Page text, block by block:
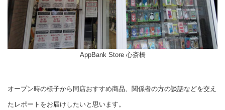
AppBank Store 心斎橋
オープン時の様子から同店おすすめ商品、関係者の方の談話などを交え
たレポートをお届けしたいと思います。